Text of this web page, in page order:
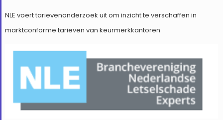
NLE voert tarievenonderzoek uit om inzicht te verschaffen in
marktconforme tarieven van keurmerkkantoren